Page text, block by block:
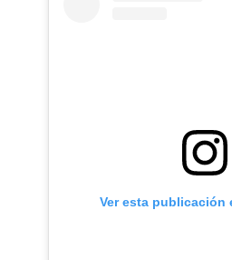
Ver esta publicación